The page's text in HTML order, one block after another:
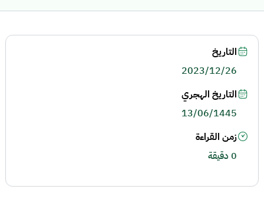
التاريخ
2023/12/26
التاريخ الهجري
13/06/1445
زمن القراءة
0 دقيقة